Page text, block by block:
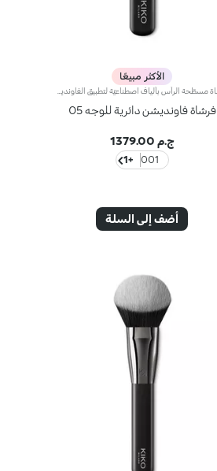
الأكثر مبيعًا
فرشاة فاونديشن دائرية للوجه 05
ج.م 1379.00
001
+1
أضف إلى السلة